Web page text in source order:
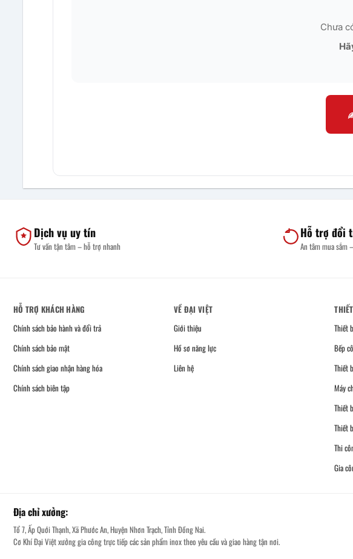
Chưa
Dịch vụ uy tín
Tư vấn tận tâm – hỗ trợ nhanh
Hỗ trợ đổi
An tâm mua sắm
HỖ TRỢ KHÁCH HÀNG
Chính sách bảo hành và đổi trả
Chính sách bảo mật
Chính sách giao nhận hàng hóa
Chính sách biên tập
VỀ ĐẠI VIỆT
Giới thiệu
Hồ sơ năng lực
Liên hệ
Thiết
Bếp
Thiết
Máy
Thiết
Thiết
Thi
Gia
Địa chỉ xưởng:
Tổ 7, Ấp Quới Thạnh, Xã Phước An, Huyện Nhơn Trạch, Tỉnh Đồng Nai.
Cơ Khí Đại Việt xưởng gia công trực tiếp các sản phẩm inox theo yêu cầu và giao hàng tận nơi.